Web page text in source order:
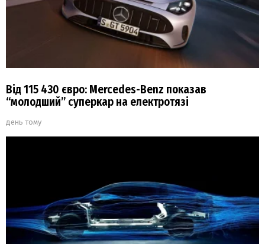
Від 115 430 євро: Mercedes-Benz показав
“молодший” суперкар на електротязі
день тому